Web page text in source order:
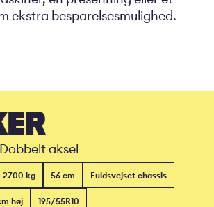
ekstra besparelsesmulighed.
aksel
2700 kg 56 cm Fuldsvejset chassis
høj 195/55R10